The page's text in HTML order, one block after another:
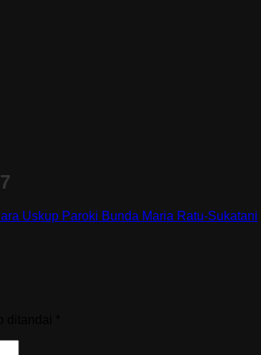
Uskup Paroki Bunda Maria Ratu-Sukatani